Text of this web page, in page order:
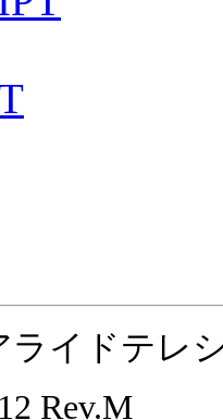
ライドテ
Rev.M